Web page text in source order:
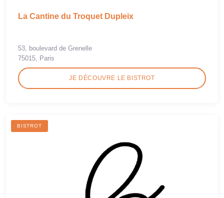
La Cantine du Troquet Dupleix
53, boulevard de Grenelle
75015, Paris
JE DÉCOUVRE LE BISTROT
BISTROT